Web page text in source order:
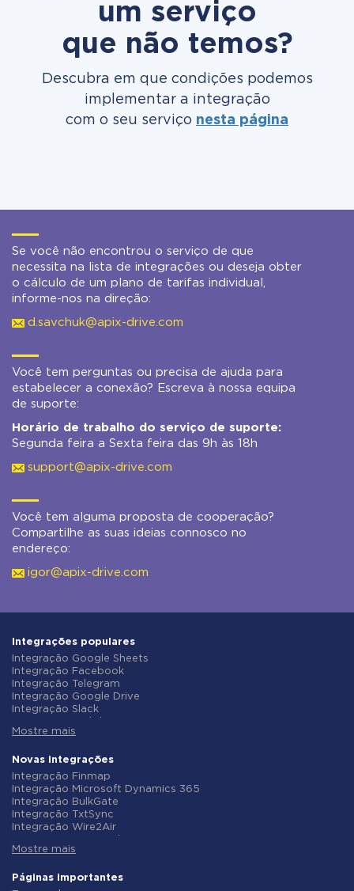
um serviço
que não temos?
Descubra em que condições podemos
implementar a integração
com o seu serviço nesta página
Se você não encontrou o serviço de que
necessita na lista de integrações ou deseja obter
o cálculo de um plano de tarifas individual,
informe-nos na direção:
d.savchuk@apix-drive.com
Você tem perguntas ou precisa de ajuda para
estabelecer a conexão? Escreva à nossa equipa
de suporte:
Horário de trabalho do serviço de suporte:
Segunda feira a Sexta feira das 9h às 18h
support@apix-drive.com
Você tem alguma proposta de cooperação?
Compartilhe as suas ideias connosco no
endereço:
igor@apix-drive.com
Integrações populares
Integração Google Sheets
Integração Facebook
Integração Telegram
Integração Google Drive
Integração Slack
Integração Gmail
Integração ClickUp
Integração Airtable
Integração Google Contacts
Integração OpenAI (ChatGPT)
Integração Instagram
Integração ActiveCampaign
Integração Typeform
Integração Salesforce CRM
Integração Notion
Mostre mais
Novas integrações
Integração Finmap
Integração Microsoft Dynamics 365
Integração BulkGate
Integração TxtSync
Integração Wire2Air
Integração Infobip
Integração AtomPark
Mostre mais
Páginas importantes